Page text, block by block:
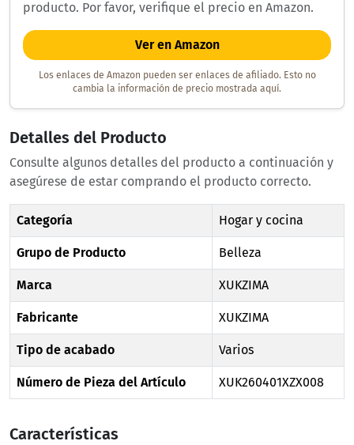
producto. Por favor, verifique el precio en Amazon.
Ver en Amazon
Los enlaces de Amazon pueden ser enlaces de afiliado. Esto no
cambia la información de precio mostrada aquí.
Detalles del Producto
Consulte algunos detalles del producto a continuación y
asegúrese de estar comprando el producto correcto.
Categoría Hogar y cocina
Grupo de Producto Belleza
Marca XUKZIMA
Fabricante XUKZIMA
Tipo de acabado Varios
Número de Pieza del Artículo XUK260401XZX008
Características